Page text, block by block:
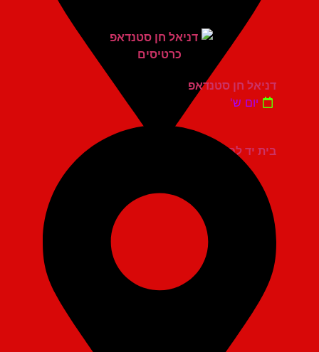
בית יד לבנים אשדוד
דניאל חן סטנדאפ
יום ש'